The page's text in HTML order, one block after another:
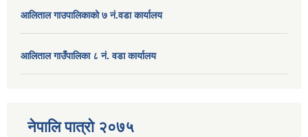
आलिताल गाउपालिकाको ७ नं.वडा कार्यालय
आलिताल गाउँपालिका ८ नं. वडा कार्यालय
नेपालि पात्रो २०७५